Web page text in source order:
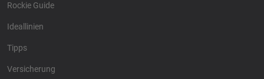
Rockie Guide
Ideallinien
Tipps
Versicherung